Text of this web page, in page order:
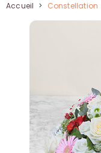
Accueil > Constellation